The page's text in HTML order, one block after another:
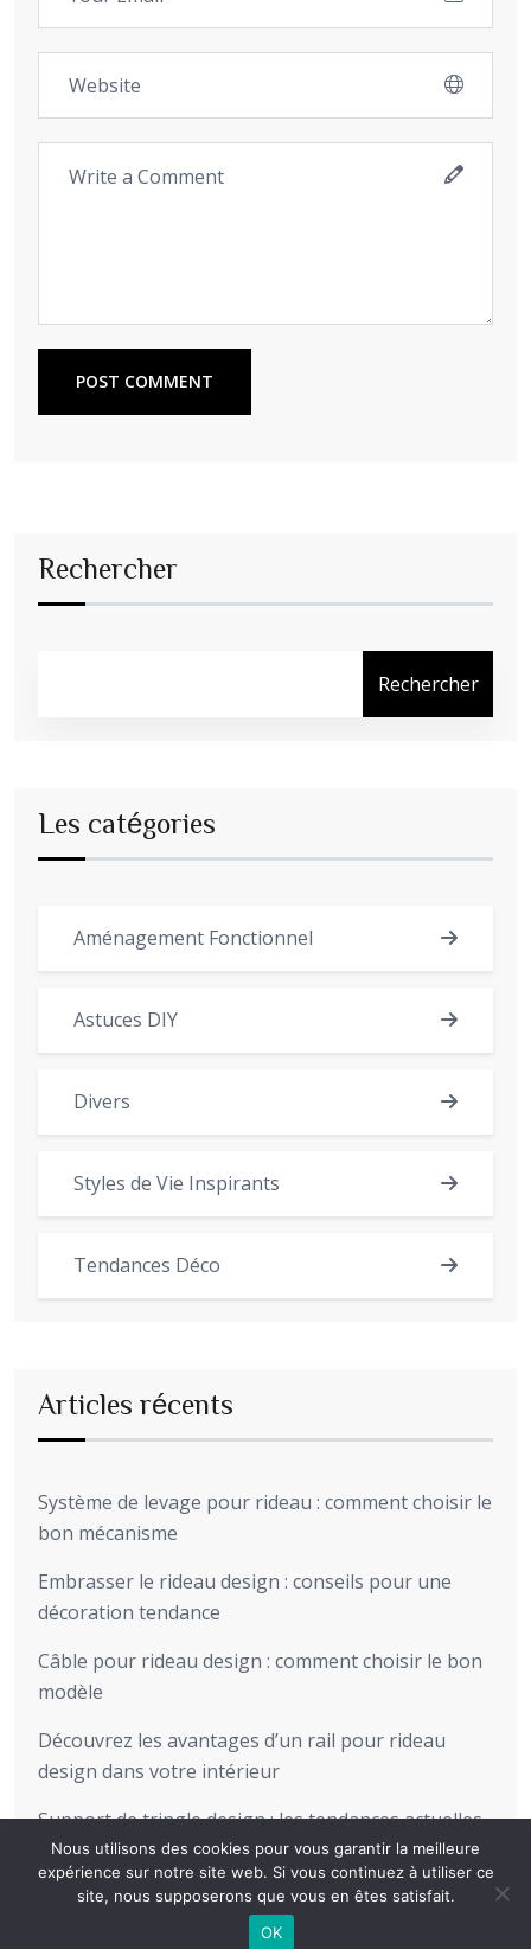
POST COMMENT
Rechercher
Rechercher
Les catégories
Aménagement Fonctionnel
Astuces DIY
Divers
Styles de Vie Inspirants
Tendances Déco
Articles récents
Système de levage pour rideau : comment choisir le
bon mécanisme
Embrasser le rideau design : conseils pour une
décoration tendance
Câble pour rideau design : comment choisir le bon
modèle
Découvrez les avantages d’un rail pour rideau
design dans votre intérieur
Support de tringle design : les tendances actuelles
pour sublimer votre intérieur
Nous utilisons des cookies pour vous garantir la meilleure
expérience sur notre site web. Si vous continuez à utiliser ce
site, nous supposerons que vous en êtes satisfait.
OK